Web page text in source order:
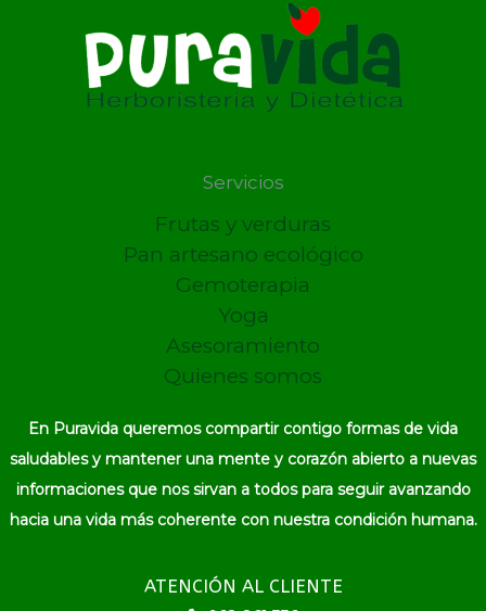
Servicios
Frutas y verduras
Pan artesano ecológico
Gemoterapia
Yoga
Asesoramiento
Quienes somos
En Puravida queremos compartir contigo formas de vida
saludables y mantener una mente y corazón abierto a nuevas
informaciones que nos sirvan a todos para seguir avanzando
hacia una vida más coherente con nuestra condición humana.
ATENCIÓN AL CLIENTE